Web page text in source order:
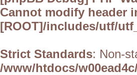
Cannot modify header
[ROOT]/includes/utf/
Strict Standards: Non-
/www/htdocs/